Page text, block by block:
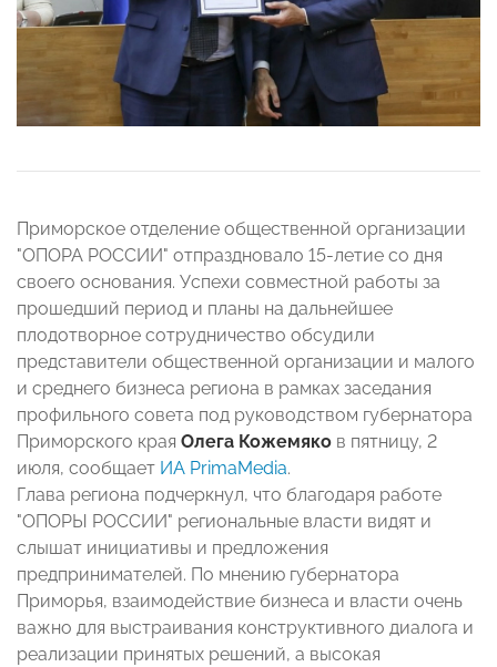
Приморское отделение общественной организации
"ОПОРА РОССИИ" отпраздновало 15-летие со дня
своего основания. Успехи совместной работы за
прошедший период и планы на дальнейшее
плодотворное сотрудничество обсудили
представители общественной организации и малого
и среднего бизнеса региона в рамках заседания
профильного совета под руководством губернатора
Приморского края Олега Кожемяко в пятницу, 2
июля, сообщает ИА PrimaMedia.
Глава региона подчеркнул, что благодаря работе
"ОПОРЫ РОССИИ" региональные власти видят и
слышат инициативы и предложения
предпринимателей. По мнению губернатора
Приморья, взаимодействие бизнеса и власти очень
важно для выстраивания конструктивного диалога и
реализации принятых решений, а высокая